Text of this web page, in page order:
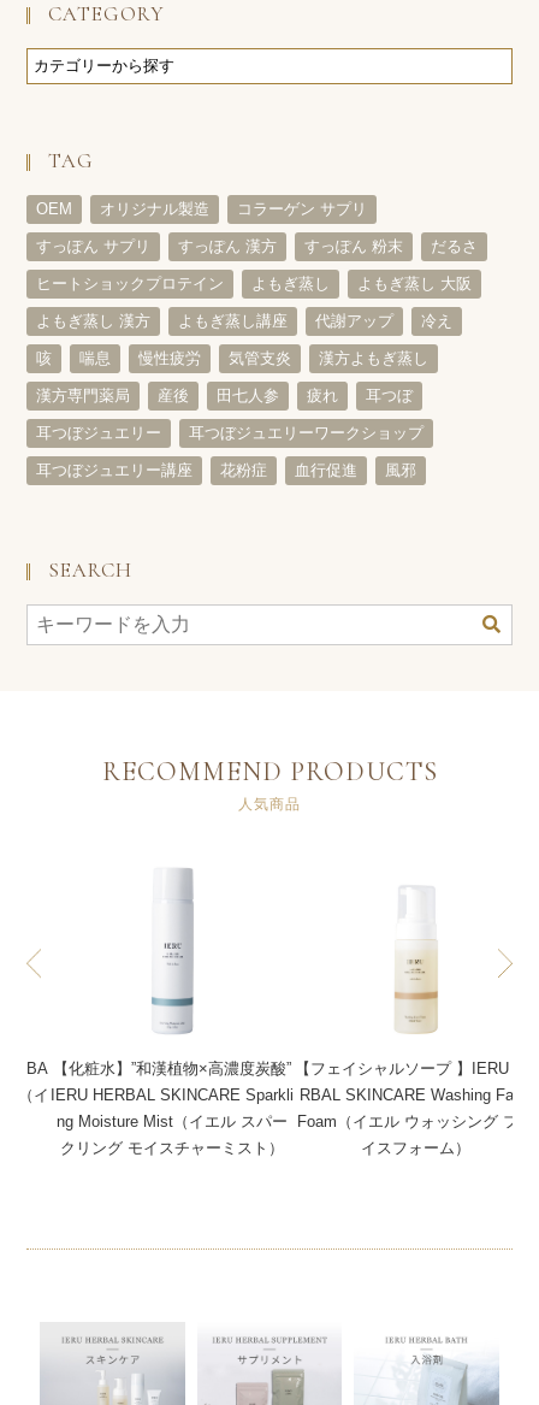
CATEGORY
TAG
OEM オリジナル製造 コラーゲン サプリ
すっぽん サプリ すっぽん 漢方 すっぽん 粉末 だるさ
ヒートショックプロテイン よもぎ蒸し よもぎ蒸し 大阪
よもぎ蒸し 漢方 よもぎ蒸し講座 代謝アップ 冷え
咳 喘息 慢性疲労 気管支炎 漢方よもぎ蒸し
漢方専門薬局 産後 田七人参 疲れ 耳つぼ
耳つぼジュエリー 耳つぼジュエリーワークショップ
耳つぼジュエリー講座 花粉症 血行促進 風邪
SEARCH
RECOMMEND PRODUCTS
人気商品
（イ
【化粧水】”和漢植物×高濃度炭酸”
IERU HERBAL SKINCARE Sparkli
ng Moisture Mist（イエル スパー
クリング モイスチャーミスト）
【フェイシャルソープ 】IERU HE
RBAL SKINCARE Washing Face
Foam（イエル ウォッシング フェ
イスフォーム）